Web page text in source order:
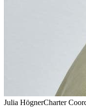
Julia HögnerCharter